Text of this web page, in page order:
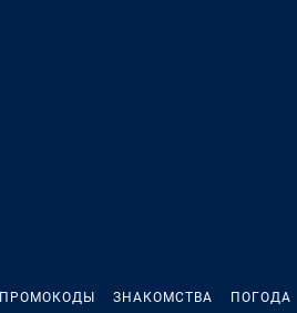
ПРОМОКОДЫ ЗНАКОМСТВА ПОГОДА